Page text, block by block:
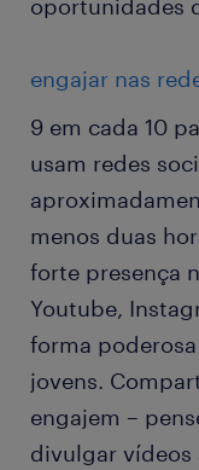
oportunidades
engajar nas
9 em cada 10
usam redes
menos duas
forte presença
Youtube,
forma
jovens.
engajem –
divulgar vídeos